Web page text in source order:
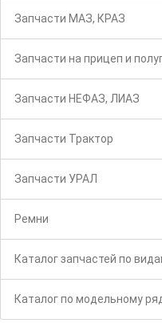
Запчасти МАЗ, КРАЗ
Запчасти на прицеп и
Запчасти НЕФАЗ, ЛИАЗ
Запчасти Трактор
Запчасти УРАЛ
Ремни
Каталог запчастей по
Каталог по модельному